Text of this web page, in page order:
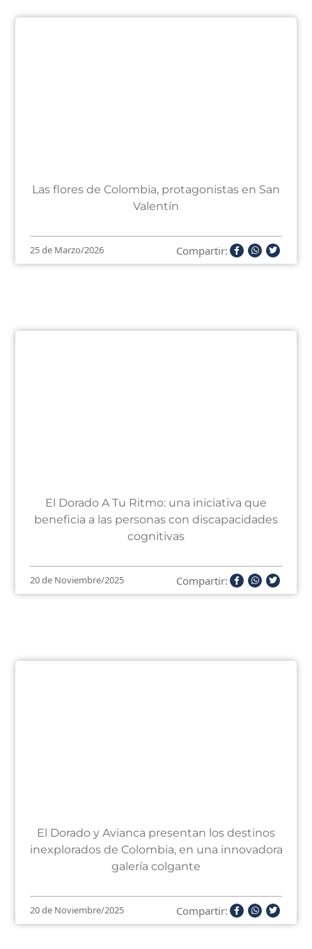
Las flores de Colombia, protagonistas en San
Valentín
25 de Marzo/2026 Compartir:
El Dorado A Tu Ritmo: una iniciativa que
beneficia a las personas con discapacidades
cognitivas
20 de Noviembre/2025 Compartir:
El Dorado y Avianca presentan los destinos
inexplorados de Colombia, en una innovadora
galería colgante
20 de Noviembre/2025 Compartir: